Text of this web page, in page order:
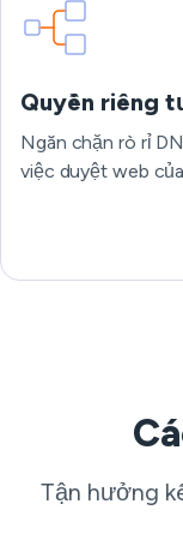
Quyền riêng
Ngăn chặn rò rỉ
việc duyệt web
Tận hưởng